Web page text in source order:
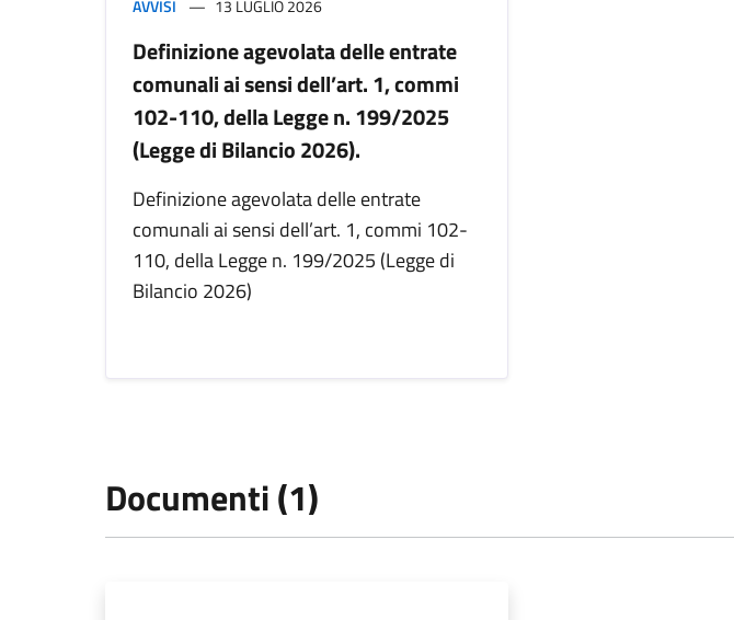
AVVISI 13 LUGLIO 2026
Definizione agevolata delle entrate
comunali ai sensi dell’art. 1, commi
102-110, della Legge n. 199/2025
(Legge di Bilancio 2026).
Definizione agevolata delle entrate
comunali ai sensi dell’art. 1, commi 102-
110, della Legge n. 199/2025 (Legge di
Bilancio 2026)
Documenti (1)